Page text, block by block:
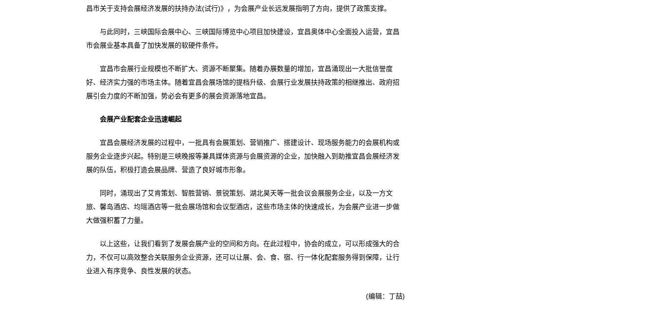
昌市关于支持会展经济发展的扶持办法(试行)》，为会展产业长远发展指明了方向，提供了政策支撑。
与此同时，三峡国际会展中心、三峡国际博览中心项目加快建设，宜昌奥体中心全面投入运营，宜昌
市会展业基本具备了加快发展的软硬件条件。
宜昌市会展行业规模也不断扩大、资源不断聚集。随着办展数量的增加，宜昌涌现出一大批信誉度
好、经济实力强的市场主体。随着宜昌会展场馆的提档升级、会展行业发展扶持政策的相继推出、政府招
展引会力度的不断加强，势必会有更多的展会资源落地宜昌。
会展产业配套企业迅速崛起
宜昌会展经济发展的过程中，一批具有会展策划、营销推广、搭建设计、现场服务能力的会展机构或
服务企业逐步兴起。特别是三峡晚报等兼具媒体资源与会展资源的企业，加快融入到助推宜昌会展经济发
展的队伍，积极打造会展品牌、营造了良好城市形象。
同时，涌现出了艾肯策划、智胜营销、景锐策划、湖北昊天等一批会议会展服务企业，以及一方文
旅、馨岛酒店、均瑶酒店等一批会展场馆和会议型酒店，这些市场主体的快速成长，为会展产业进一步做
大做强积蓄了力量。
以上这些，让我们看到了发展会展产业的空间和方向。在此过程中，协会的成立，可以形成强大的合
力，不仅可以高效整合关联服务企业资源，还可以让展、会、食、宿、行一体化配套服务得到保障，让行
业进入有序竞争、良性发展的状态。
(编辑：丁喆)